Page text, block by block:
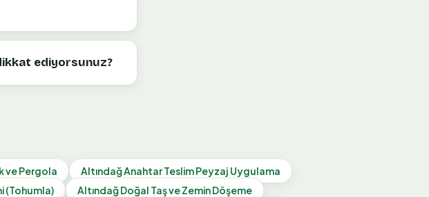
ediyorsunuz?
ve Pergola AltındağAnahtar Teslim Peyzaj Uygulama
(Tohumla) AltındağDoğal Taş ve Zemin Döşeme